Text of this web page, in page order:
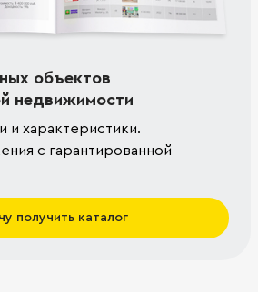
объектов
недвижимости
и характеристики.
с гарантированной
получить каталог